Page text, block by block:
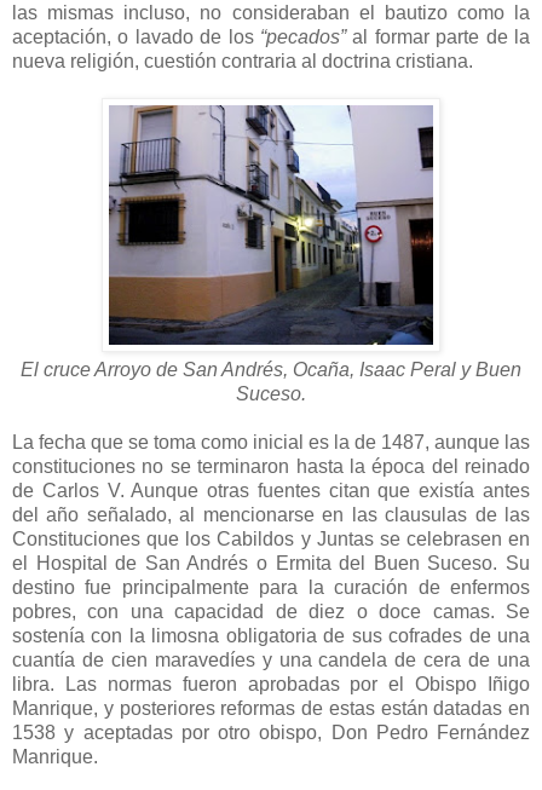
las mismas incluso, no consideraban el bautizo como la
aceptación, o lavado de los “pecados”al formar parte de la
nueva religión, cuestión contraria al doctrina cristiana.
El cruce Arroyo de San Andrés, Ocaña, Isaac Peral y Buen
Suceso.
La fecha que se toma como inicial es la de 1487, aunque las
constituciones no se terminaron hasta la época del reinado
de Carlos V. Aunque otras fuentes citan que existía antes
del año señalado, al mencionarse en las clausulas de las
Constituciones que los Cabildos y Juntas se celebrasen en
el Hospital de San Andrés o Ermita del Buen Suceso. Su
destino fue principalmente para la curación de enfermos
pobres, con una capacidad de diez o doce camas. Se
sostenía con la limosna obligatoria de sus cofrades de una
cuantía de cien maravedíes y una candela de cera de una
libra. Las normas fueron aprobadas por el Obispo Iñigo
Manrique, y posteriores reformas de estas están datadas en
1538 y aceptadas por otro obispo, Don Pedro Fernández
Manrique.